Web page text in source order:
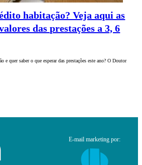
habitação? Veja aqui as
das prestações a 3, 6
e quer saber o que esperar das prestações este ano? O Doutor
E-mail marketing por: